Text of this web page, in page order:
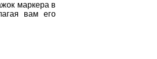
маркера в
вам его